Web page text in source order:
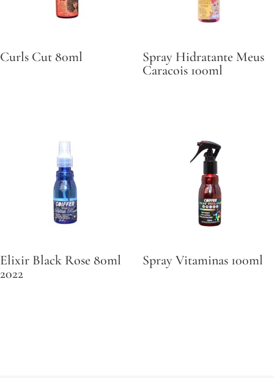
Curls Cut 80ml
Spray Hidratante Meus
Caracois 100ml
Elixir Black Rose 80ml
2022
Spray Vitaminas 100ml